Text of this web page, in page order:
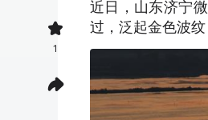
近日，山东济宁
过，泛起金色波
1